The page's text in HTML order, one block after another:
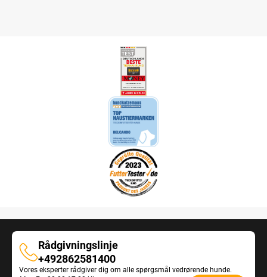
Rådgivningslinje
Rådgivningslinje
+492862581400
Vores eksperter rådgiver dig om alle spørgsmål vedrørende hunde.